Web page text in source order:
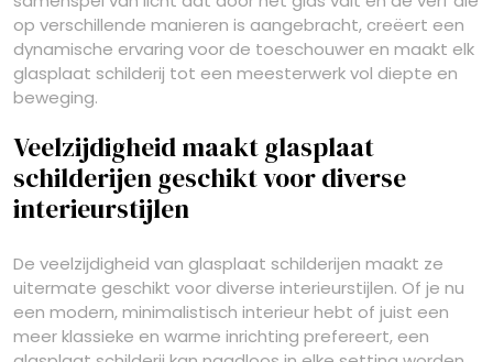
op verschillende manieren is aangebracht, creëert een
dynamische ervaring voor de toeschouwer en maakt elk
glasplaat schilderij tot een meesterwerk vol diepte en
beweging.
Veelzijdigheid maakt glasplaat
schilderijen geschikt voor diverse
interieurstijlen
De veelzijdigheid van glasplaat schilderijen maakt ze
uitermate geschikt voor diverse interieurstijlen. Of je nu
een modern, minimalistisch interieur hebt of juist een
meer klassieke en warme inrichting prefereert, een